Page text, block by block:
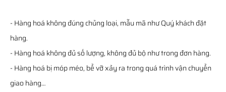
- Hàng hoá không đúng chủng loại, mẫu mã như Quý khách đặt
hàng.
- Hàng hoá không đủ số lượng, không đủ bộ như trong đơn hàng.
- Hàng hoá bị móp méo, bể vỡ xảy ra trong quá trình vận chuyển
giao hàng…